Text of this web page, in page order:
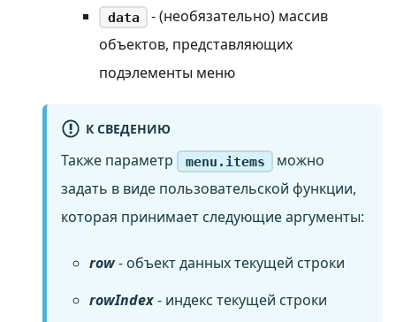
data
- (необязательно) массив
объектов, представляющих
подэлементы меню
К СВЕДЕНИЮ
Также параметр menu.items
можно
задать в виде пользовательской функции,
которая принимает следующие аргументы:
row- объект данных текущей строки
rowIndex- индекс текущей строки